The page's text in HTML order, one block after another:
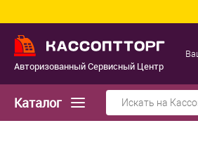
Авторизованный Сервисный Центр
Каталог